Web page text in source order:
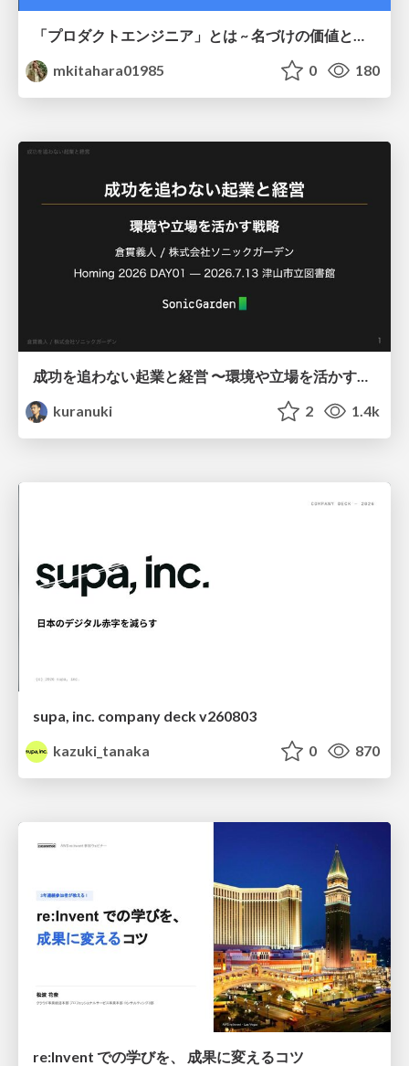
「プロダクトエンジニア」とは ~ 名づけの価値と、言葉が動かす力 ~
mkitahara01985
0 180
kuranuki
2 1.4k
supa, inc. company deck v260803
kazuki_tanaka
0 870
re:Invent での学びを、 成果に変えるコツ